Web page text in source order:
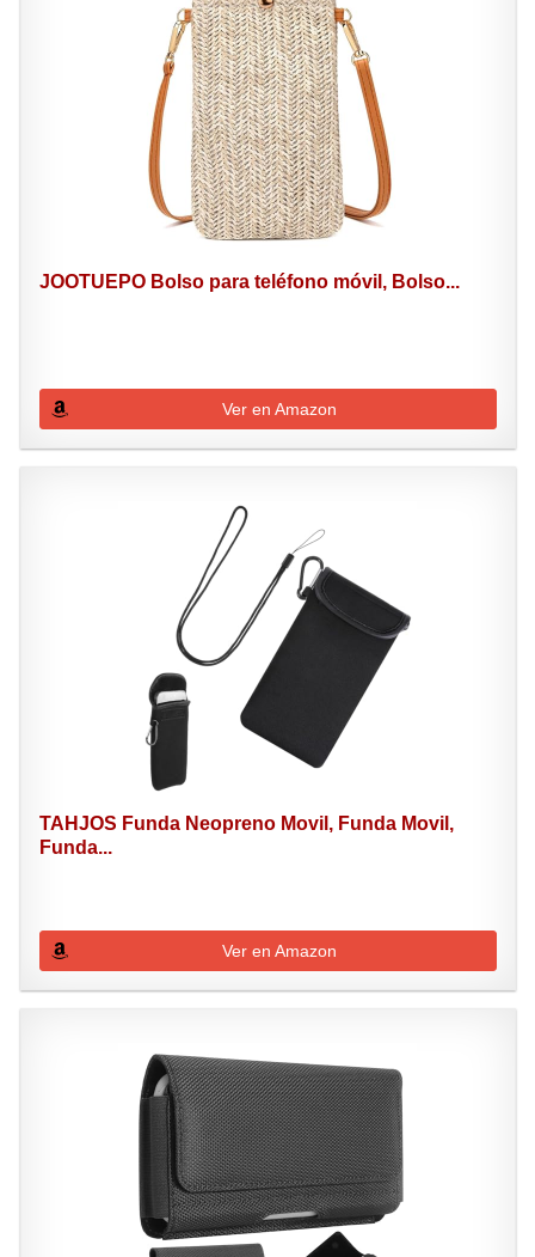
JOOTUEPO Bolso para teléfono móvil, Bolso...
Ver en Amazon
TAHJOS Funda Neopreno Movil, Funda Movil,
Funda...
Ver en Amazon